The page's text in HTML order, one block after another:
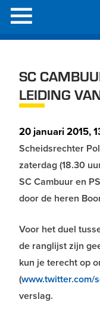
SC
LEIDING
20 januari 2015,
Scheidsrechter
zaterdag (18.30
SC Cambuur en
door de heren
Voor het duel
de ranglijst zijn
kun je terecht op
(www.twitter.com/
verslag.